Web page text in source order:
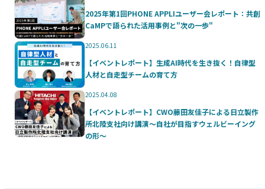
2025年第1回PHONE APPLIユーザー会レポート：共創
CaMPで語られた活用事例と"次の一歩"
2025.06.11
【イベントレポート】生成AI時代を生き抜く！自律型
人材と自走型チームの育て方
2025.04.08
【イベントレポート】CWO藤田友佳子による日立製作
所北陸支社向け講演～自社が目指すウェルビーイング
の形～